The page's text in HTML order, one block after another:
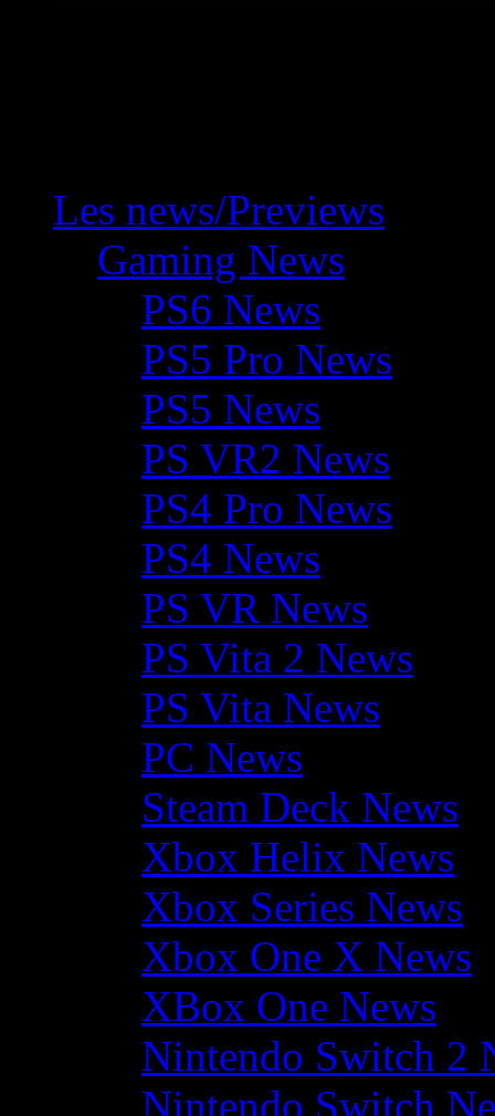
Les news/Previews
Gaming News
PS6 News
PS5 Pro News
PS5 News
PS VR2 News
PS4 Pro News
PS4 News
PS VR News
PS Vita 2 News
PS Vita News
PC News
Steam Deck News
Xbox Helix News
Xbox Series News
Xbox One X News
XBox One News
Nintendo Switch 2
Nintendo Switch